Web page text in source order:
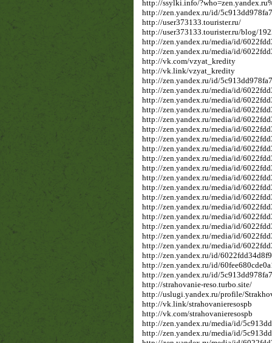
http://ssylki.info/
http://zen.yandex.ru/id/
http://user373133.tourister.ru/
http://user373133.tourister.ru/blog/
http://zen.yandex.ru/media/id/
http://zen.yandex.ru/media/id/
http://vk.com/vzyat_kredity
http://vk.link/vzyat_kredity
http://zen.yandex.ru/id/
http://zen.yandex.ru/media/id/
http://zen.yandex.ru/media/id/
http://zen.yandex.ru/media/id/
http://zen.yandex.ru/media/id/
http://zen.yandex.ru/media/id/
http://zen.yandex.ru/media/id/
http://zen.yandex.ru/media/id/
http://zen.yandex.ru/media/id/
http://zen.yandex.ru/media/id/
http://zen.yandex.ru/media/id/
http://zen.yandex.ru/media/id/
http://zen.yandex.ru/media/id/
http://zen.yandex.ru/media/id/
http://zen.yandex.ru/media/id/
http://zen.yandex.ru/media/id/
http://zen.yandex.ru/media/id/
http://zen.yandex.ru/media/id/
http://zen.yandex.ru/id/
http://zen.yandex.ru/id/
http://zen.yandex.ru/id/
http://strahovanie-reso.turbo.site/
http://uslugi.yandex.ru/profile/
http://vk.link/strahovanieresospb
http://vk.com/strahovanieresospb
http://zen.yandex.ru/media/id/
http://zen.yandex.ru/media/id/